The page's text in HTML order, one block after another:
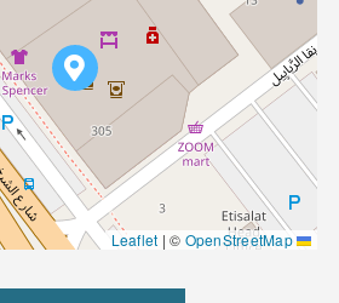
Leaflet
| © OpenStreetMap